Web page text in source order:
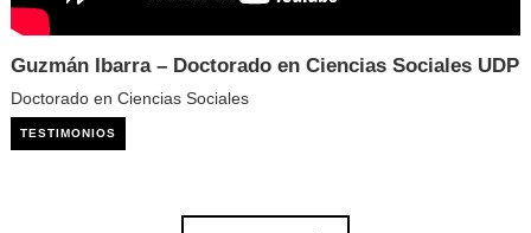
Guzmán Ibarra – Doctorado en Ciencias Sociales UDP
Doctorado en Ciencias Sociales
TESTIMONIOS